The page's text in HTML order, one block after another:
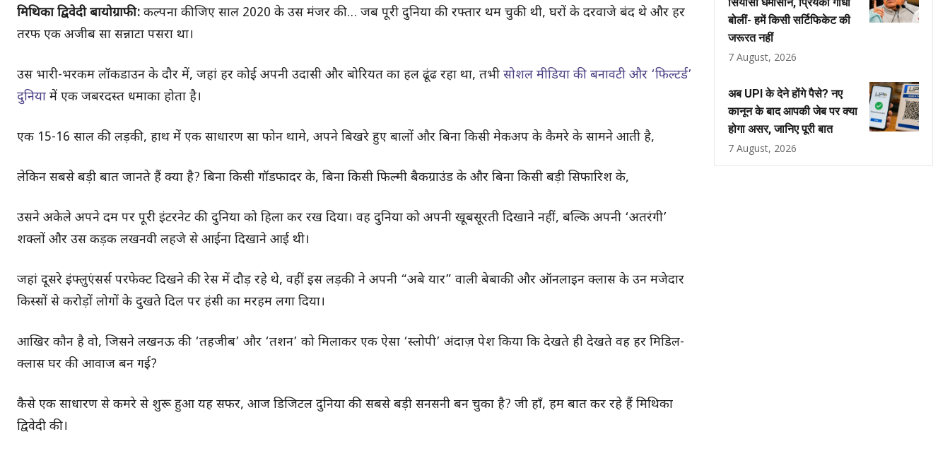
मिथिका द्विवेदी बायोग्राफी: कल्पना कीजिए साल 2020 के उस मंजर की… जब पूरी दुनिया की रफ्तार थम चुकी थी, घरों के दरवाजे बंद थे और हर
तरफ एक अजीब सा सन्नाटा पसरा था।
उस भारी-भरकम लॉकडाउन के दौर में, जहां हर कोई अपनी उदासी और बोरियत का हल ढूंढ रहा था, तभी सोशल मीडिया की बनावटी और ‘फिल्टर्ड’
दुनिया में एक जबरदस्त धमाका होता है।
एक 15-16 साल की लड़की, हाथ में एक साधारण सा फोन थामे, अपने बिखरे हुए बालों और बिना किसी मेकअप के कैमरे के सामने आती है,
लेकिन सबसे बड़ी बात जानते हैं क्या है? बिना किसी गॉडफादर के, बिना किसी फिल्मी बैकग्राउंड के और बिना किसी बड़ी सिफारिश के,
उसने अकेले अपने दम पर पूरी इंटरनेट की दुनिया को हिला कर रख दिया। वह दुनिया को अपनी खूबसूरती दिखाने नहीं, बल्कि अपनी ‘अतरंगी’
शक्लों और उस कड़क लखनवी लहजे से आईना दिखाने आई थी।
जहां दूसरे इंफ्लुएंसर्स परफेक्ट दिखने की रेस में दौड़ रहे थे, वहीं इस लड़की ने अपनी “अबे यार” वाली बेबाकी और ऑनलाइन क्लास के उन मजेदार
किस्सों से करोड़ों लोगों के दुखते दिल पर हंसी का मरहम लगा दिया।
आखिर कौन है वो, जिसने लखनऊ की ‘तहजीब’ और ‘तशन’ को मिलाकर एक ऐसा ‘स्लोपी’ अंदाज़ पेश किया कि देखते ही देखते वह हर मिडिल-
क्लास घर की आवाज बन गई?
कैसे एक साधारण से कमरे से शुरू हुआ यह सफर, आज डिजिटल दुनिया की सबसे बड़ी सनसनी बन चुका है? जी हाँ, हम बात कर रहे हैं मिथिका
द्विवेदी की।
बोलीं- हमें किसी सर्टिफिकेट की
जरूरत नहीं
7 August, 2026
अब UPI के देने होंगे पैसे? नए
कानून के बाद आपकी जेब पर क्या
होगा असर, जानिए पूरी बात
7 August, 2026